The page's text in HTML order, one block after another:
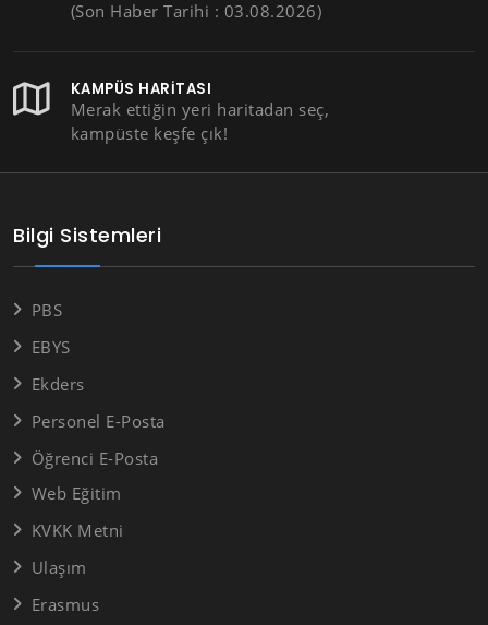
(Son Haber Tarihi : 03.08.2026)
KAMPÜS HARITASI
Merak ettiğin yeri haritadan seç,
kampüste keşfe çık!
Bilgi Sistemleri
PBS
EBYS
Ekders
Personel E-Posta
Öğrenci E-Posta
Web Eğitim
KVKK Metni
Ulaşım
Erasmus